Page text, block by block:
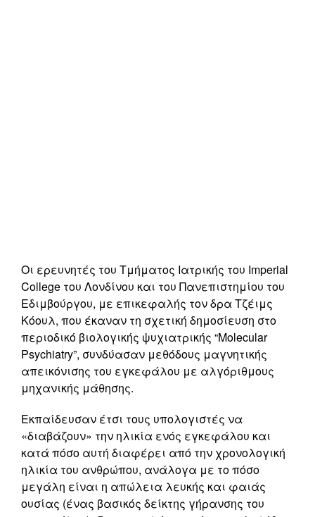
Οι ερευνητές του Τμήματος Ιατρικής του Imperial
College του Λονδίνου και του Πανεπιστημίου του
Εδιμβούργου, με επικεφαλής τον δρα Τζέιμς
Κόουλ, που έκαναν τη σχετική δημοσίευση στο
περιοδικό βιολογικής ψυχιατρικής “Molecular
Psychiatry”, συνδύασαν μεθόδους μαγνητικής
απεικόνισης του εγκεφάλου με αλγόριθμους
μηχανικής μάθησης.
Εκπαίδευσαν έτσι τους υπολογιστές να
«διαβάζουν» την ηλικία ενός εγκεφάλου και
κατά πόσο αυτή διαφέρει από την χρονολογική
ηλικία του ανθρώπου, ανάλογα με το πόσο
μεγάλη είναι η απώλεια λευκής και φαιάς
ουσίας (ένας βασικός δείκτης γήρανσης του